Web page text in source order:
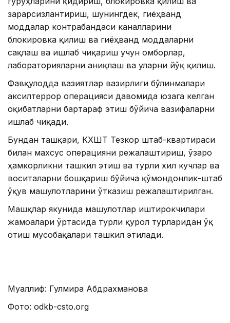
зарарсизлантириш, шунингдек, гиёҳванд
моддалар контрабандаси каналларини
блокировка қилиш ва гиёҳванд моддаларни
сақлаш ва ишлаб чиқариш учун омборлар,
лабораторияларни аниқлаш ва уларни йўқ қилиш.
Фавқулодда вазиятлар вазирлиги бўлинмалари
аксилтеррор операцияси давомида юзага келган
оқибатларни бартараф этиш бўйича вазифаларни
ишлаб чиқади.
Бундан ташқари, КХШТ Тезкор штаб-квартираси
билан махсус операцияни режалаштириш, ўзаро
ҳамкорликни ташкил этиш ва турли хил кучлар ва
воситаларни бошқариш бўйича қўмондонлик-штаб
ўқув машғулотларини ўтказиш режалаштирилган.
Машқлар якунида машғулотлар иштирокчилари
жамоалари ўртасида турли қурол турларидан ўқ
отиш мусобақалари ташкил этилади.
Муаллиф: Гулмира Абдрахманова
Фото: odkb-csto.org